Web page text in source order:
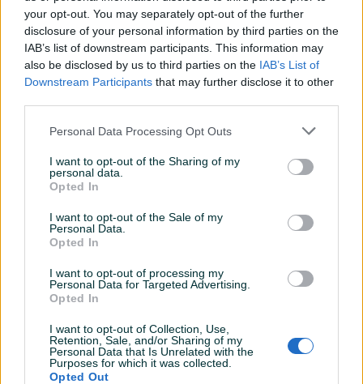
your opt-out. You may separately opt-out of the further
disclosure of your personal information by third parties on the
IAB’s list of downstream participants. This information may
also be disclosed by us to third parties on the IAB’s List of
Downstream Participants that may further disclose it to other
Personal Data Processing Opt Outs
I want to opt-out of the Sharing of my
personal data.
Opted In
I want to opt-out of the Sale of my
Personal Data.
Opted In
I want to opt-out of processing my
Personal Data for Targeted Advertising.
Opted In
I want to opt-out of Collection, Use,
Retention, Sale, and/or Sharing of my
Personal Data that Is Unrelated with the
Purposes for which it was collected.
Opted Out
MASTER - Body baby
Winnie Poch 68/92
prije 22 dana
MASTER - Body baby
Mickey mouse 68/92
51019703
prije 22 dana
MASTER - Body baby
51019702
6,95 KM
prije 22 dana
PIK SHOP
Novo
5,95 KM